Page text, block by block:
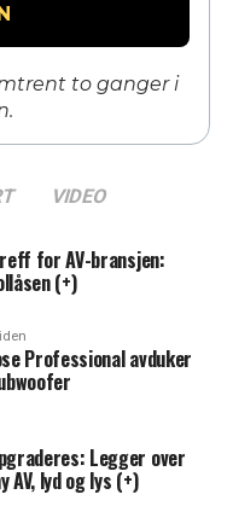
to ganger i
VIDEO
for AV-bransjen:
(+)
Professional avduker
Legger over
lyd og lys (+)